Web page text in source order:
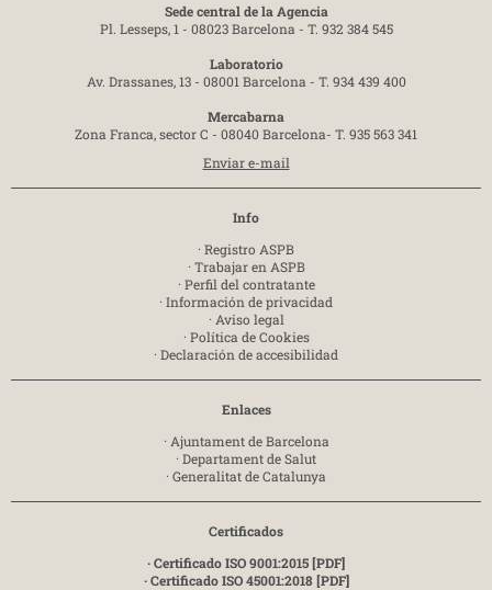
Sede central de la Agencia
Pl. Lesseps, 1 - 08023 Barcelona - T. 932 384 545
Laboratorio
Av. Drassanes, 13 - 08001 Barcelona - T. 934 439 400
Mercabarna
Zona Franca, sector C - 08040 Barcelona- T. 935 563 341
Enviar e-mail
Info
· Registro ASPB
· Trabajar en ASPB
· Perfil del contratante
· Información de privacidad
· Aviso legal
· Política de Cookies
· Declaración de accesibilidad
Enlaces
· Ajuntament de Barcelona
· Departament de Salut
· Generalitat de Catalunya
Certificados
· Certificado ISO 9001:2015 [PDF]
· Certificado ISO 45001:2018 [PDF]